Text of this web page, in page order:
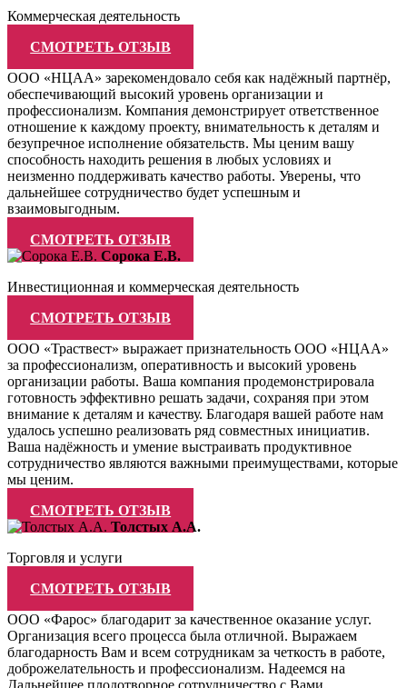
Коммерческая деятельность
СМОТРЕТЬ ОТЗЫВ
ООО «НЦАА» зарекомендовало себя как надёжный партнёр,
обеспечивающий высокий уровень организации и
профессионализм. Компания демонстрирует ответственное
отношение к каждому проекту, внимательность к деталям и
безупречное исполнение обязательств. Мы ценим вашу
способность находить решения в любых условиях и
неизменно поддерживать качество работы. Уверены, что
дальнейшее сотрудничество будет успешным и
взаимовыгодным.
СМОТРЕТЬ ОТЗЫВ
Сорока Е.В.
Инвестиционная и коммерческая деятельность
СМОТРЕТЬ ОТЗЫВ
ООО «Траствест» выражает признательность ООО «НЦАА»
за профессионализм, оперативность и высокий уровень
организации работы. Ваша компания продемонстрировала
готовность эффективно решать задачи, сохраняя при этом
внимание к деталям и качеству. Благодаря вашей работе нам
удалось успешно реализовать ряд совместных инициатив.
Ваша надёжность и умение выстраивать продуктивное
сотрудничество являются важными преимуществами, которые
мы ценим.
СМОТРЕТЬ ОТЗЫВ
Толстых А.А.
Торговля и услуги
СМОТРЕТЬ ОТЗЫВ
ООО «Фарос» благодарит за качественное оказание услуг.
Организация всего процесса была отличной. Выражаем
благодарность Вам и всем сотрудникам за четкость в работе,
доброжелательность и профессионализм. Надеемся на
Дальнейшее плодотворное сотрудничество с Вами.